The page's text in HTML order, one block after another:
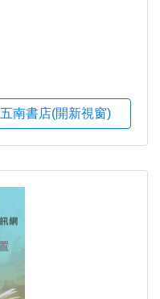
五南書店(開新視窗)